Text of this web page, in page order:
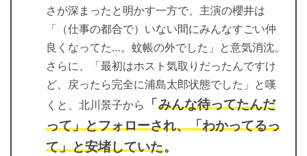
さが深まったと明かす一方で、主演の櫻井は
「（仕事の都合で）いない間にみんなすごい仲
良くなってた…。蚊帳の外でした」と意気消沈。
さらに、「最初はホスト気取りだったんですけ
ど、戻ったら完全に浦島太郎状態でした」と嘆
くと、北川景子から
「みんな待ってたんだ
って」とフォローされ、「わかってるっ
て」と安堵していた。